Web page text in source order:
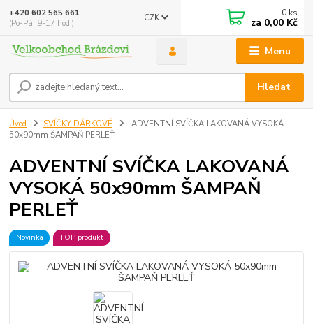
Menu
CZK
Hledat
+420 602 565 661
(Po-Pá, 9-17 hod.)
0 ks
za 0,00 Kč
Úvod SVÍČKY DÁRKOVÉ
ADVENTNÍ SVÍČKA LAKOVANÁ VYSOKÁ
50x90mm ŠAMPAŇ PERLEŤ
ADVENTNÍ SVÍČKA LAKOVANÁ
VYSOKÁ 50x90mm ŠAMPAŇ
PERLEŤ
Novinka TOP produkt